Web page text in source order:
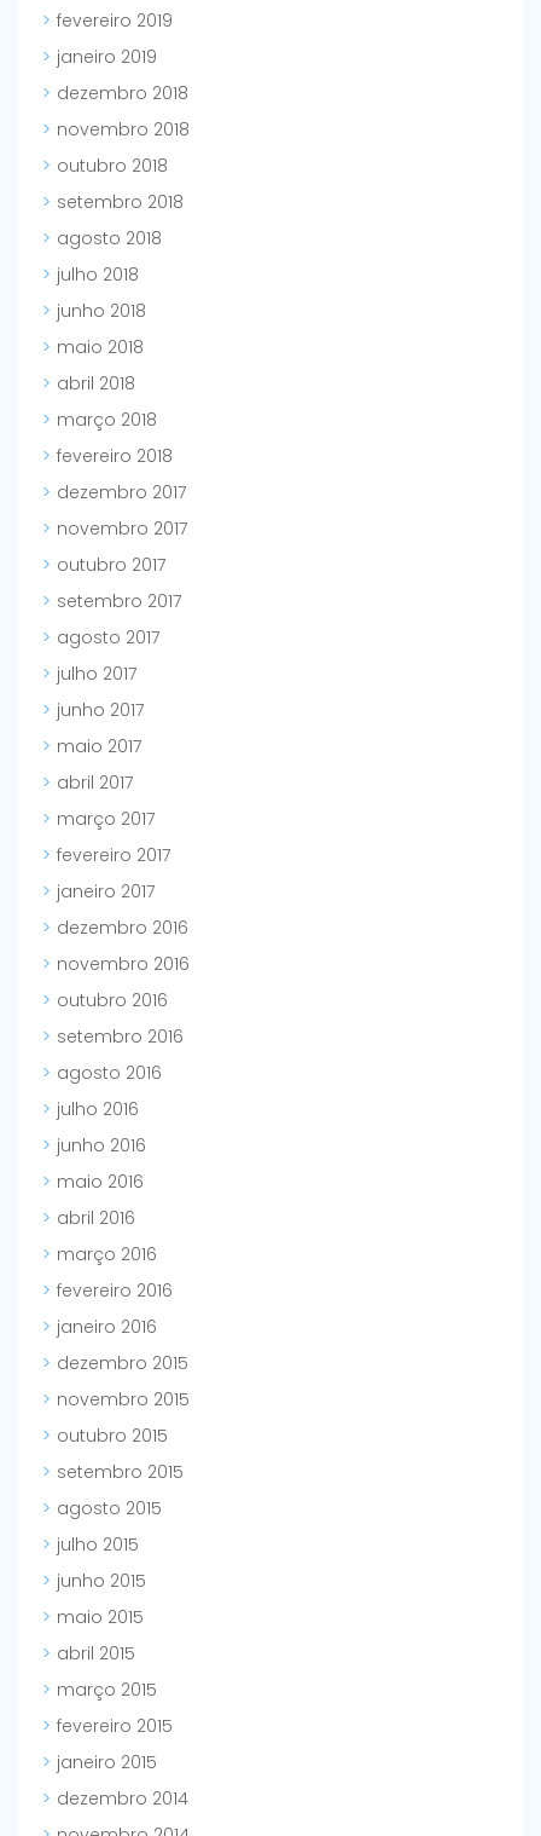
fevereiro 2019
janeiro 2019
dezembro 2018
novembro 2018
outubro 2018
setembro 2018
agosto 2018
julho 2018
junho 2018
maio 2018
abril 2018
março 2018
fevereiro 2018
dezembro 2017
novembro 2017
outubro 2017
setembro 2017
agosto 2017
julho 2017
junho 2017
maio 2017
abril 2017
março 2017
fevereiro 2017
janeiro 2017
dezembro 2016
novembro 2016
outubro 2016
setembro 2016
agosto 2016
julho 2016
junho 2016
maio 2016
abril 2016
março 2016
fevereiro 2016
janeiro 2016
dezembro 2015
novembro 2015
outubro 2015
setembro 2015
agosto 2015
julho 2015
junho 2015
maio 2015
abril 2015
março 2015
fevereiro 2015
janeiro 2015
dezembro 2014